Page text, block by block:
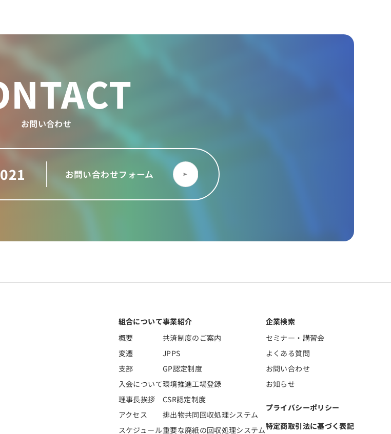
お問い合わせ
お問い合わせフォーム
組合について
概要
変遷
支部
入会について
理事長挨拶
アクセス
スケジュール
事業紹介
共済制度のご案内
JPPS
GP認定制度
環境推進工場登録
CSR認定制度
排出物共同回収処理システム
重要な廃紙の回収処理システム
企業検索
セミナー・講習会
よくある質問
お問い合わせ
お知らせ
プライバシーポリシー
特定商取引法に基づく表記